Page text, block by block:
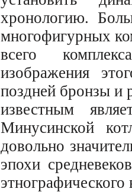
хронологию.
многофигурных
всего
изображения
поздней бронзы и
известным
Минусинской
довольно
эпохи
этнографического